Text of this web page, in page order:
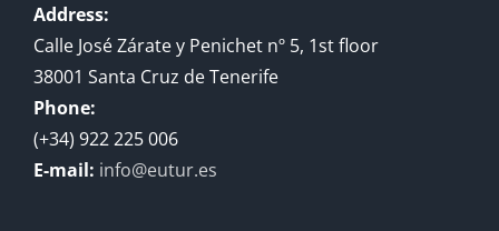
Address:
Calle José Zárate y Penichet nº 5, 1st floor
38001 Santa Cruz de Tenerife
Phone:
(+34) 922 225 006
E-mail: info@eutur.es